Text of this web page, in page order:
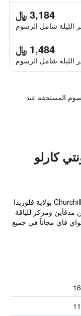
3,184 ﷼
الليلة شامل الرسوم
1,484 ﷼
الليلة شامل الرسوم
المستحقة عند
كارلو
تقع شقق Churchill Suites Monte Carlo Miami Beach بولاية فلوريدا
ومركز للياقة
فاي مجاناً في جميع